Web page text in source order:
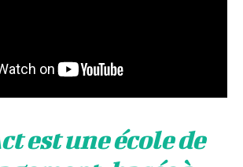
est une école de